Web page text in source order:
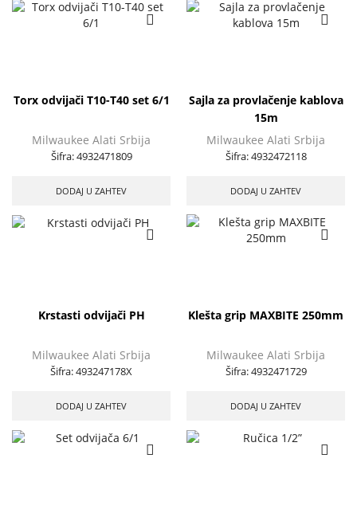
Torx odvijači T10-T40 set 6/1
Milwaukee Alati Srbija
Šifra:4932471809
DODAJ U ZAHTEV
Sajla za provlačenje kablova
15m
Milwaukee Alati Srbija
Šifra:4932472118
DODAJ U ZAHTEV
Krstasti odvijači PH
Milwaukee Alati Srbija
Šifra:493247178X
DODAJ U ZAHTEV
Klešta grip MAXBITE 250mm
Milwaukee Alati Srbija
Šifra:4932471729
DODAJ U ZAHTEV